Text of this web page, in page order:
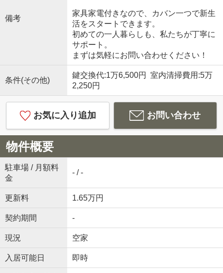
備考
家具家電付きなので、カバン一つで新生
活をスタートできます。
初めての一人暮らしも、私たちが丁寧に
サポート。
まずは気軽にお問い合わせください！
条件(その他)
鍵交換代:1万6,500円 室内清掃費用:5万
2,250円
お気に入り追加 お問い合わせ
物件概要
駐車場 / 月額料
金
- / -
更新料 1.65万円
契約期間 -
現況 空家
入居可能日 即時